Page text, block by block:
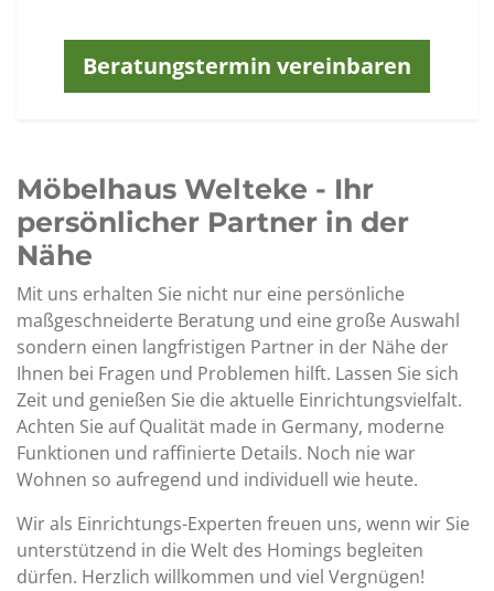
Beratungstermin vereinbaren
Möbelhaus Welteke - Ihr
persönlicher Partner in der
Nähe
Mit uns erhalten Sie nicht nur eine persönliche
maßgeschneiderte Beratung und eine große Auswahl
sondern einen langfristigen Partner in der Nähe der
Ihnen bei Fragen und Problemen hilft. Lassen Sie sich
Zeit und genießen Sie die aktuelle Einrichtungsvielfalt.
Achten Sie auf Qualität made in Germany, moderne
Funktionen und raffinierte Details. Noch nie war
Wohnen so aufregend und individuell wie heute.
Wir als Einrichtungs-Experten freuen uns, wenn wir Sie
unterstützend in die Welt des Homings begleiten
dürfen. Herzlich willkommen und viel Vergnügen!